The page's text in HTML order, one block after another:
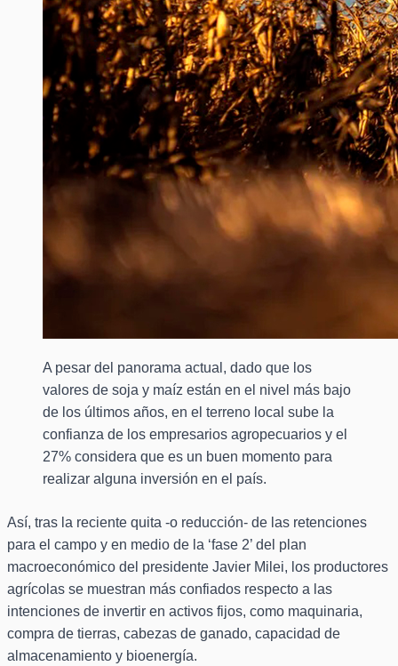
A pesar del panorama actual, dado que los
valores de soja y maíz están en el nivel más bajo
de los últimos años, en el terreno local sube la
confianza de los empresarios agropecuarios y el
27% considera que es un buen momento para
realizar alguna inversión en el país.
Así, tras la reciente quita -o reducción- de las retenciones
para el campo y en medio de la ‘fase 2’ del plan
macroeconómico del presidente Javier Milei, los productores
agrícolas se muestran más confiados respecto a las
intenciones de invertir en activos fijos, como maquinaria,
compra de tierras, cabezas de ganado, capacidad de
almacenamiento y bioenergía.